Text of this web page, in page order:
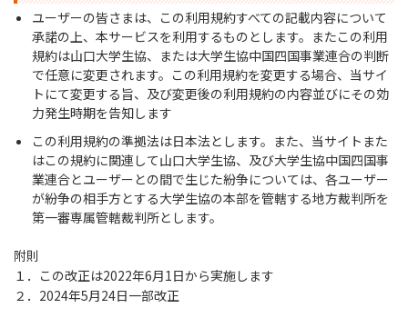
ユーザーの皆さまは、この利用規約すべての記載内容について
承諾の上、本サービスを利用するものとします。またこの利用
規約は山口大学生協、または大学生協中国四国事業連合の判断
で任意に変更されます。この利用規約を変更する場合、当サイ
トにて変更する旨、及び変更後の利用規約の内容並びにその効
力発生時期を告知します
この利用規約の準拠法は日本法とします。また、当サイトまた
はこの規約に関連して山口大学生協、及び大学生協中国四国事
業連合とユーザーとの間で生じた紛争については、各ユーザー
が紛争の相手方とする大学生協の本部を管轄する地方裁判所を
第一審専属管轄裁判所とします。
附則
１．この改正は2022年6月1日から実施します
２．2024年5月24日一部改正